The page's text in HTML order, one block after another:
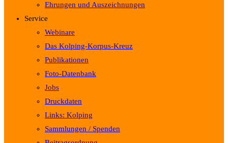
Ehrungen und Auszeichnungen
Service
Webinare
Das Kolping-Korpus-Kreuz
Publikationen
Foto-Datenbank
Jobs
Druckdaten
Links: Kolping
Sammlungen / Spenden